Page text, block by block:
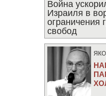
Война
Израиля в
ограничения
свобод